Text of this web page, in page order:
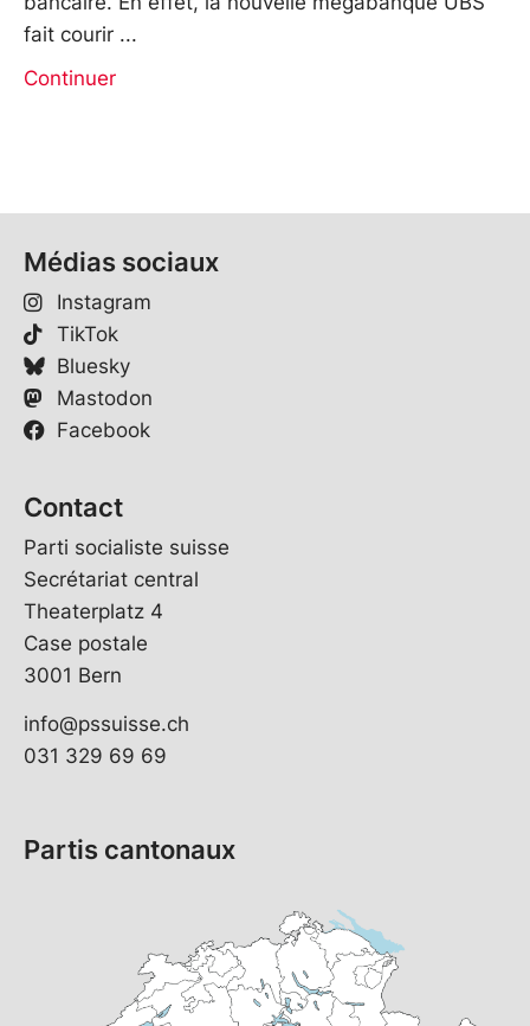
fait courir
Continuer
Médias sociaux
Instagram
TikTok
Bluesky
Mastodon
Facebook
Contact
Parti socialiste suisse
Secrétariat central
Theaterplatz 4
Case postale
3001 Bern
info@pssuisse.ch
031 329 69 69
Partis cantonaux